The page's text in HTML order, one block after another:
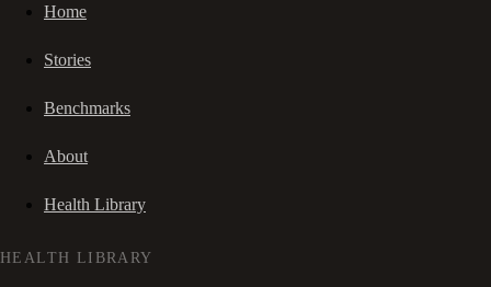
Home
Stories
Benchmarks
About
Health Library
HEALTH LIBRARY